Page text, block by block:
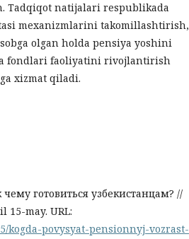
Tadqiqot natijalari respublikada
mexanizmlarini takomillashtirish,
olgan holda pensiya yoshini
fondlari faoliyatini rivojlantirish
xizmat qiladi.
готовиться узбекистанцам? //
15-may. URL:
kogda-povysyat-pensionnyj-vozrast-